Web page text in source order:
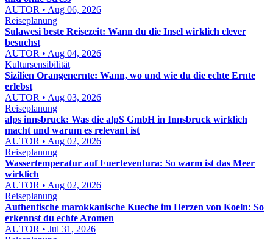
AUTOR • Aug 06, 2026
Reiseplanung
Sulawesi beste Reisezeit: Wann du die Insel wirklich clever
besuchst
AUTOR • Aug 04, 2026
Kultursensibilität
Sizilien Orangenernte: Wann, wo und wie du die echte Ernte
erlebst
AUTOR • Aug 03, 2026
Reiseplanung
alps innsbruck: Was die alpS GmbH in Innsbruck wirklich
macht und warum es relevant ist
AUTOR • Aug 02, 2026
Reiseplanung
Wassertemperatur auf Fuerteventura: So warm ist das Meer
wirklich
AUTOR • Aug 02, 2026
Reiseplanung
Authentische marokkanische Kueche im Herzen von Koeln: So
erkennst du echte Aromen
AUTOR • Jul 31, 2026